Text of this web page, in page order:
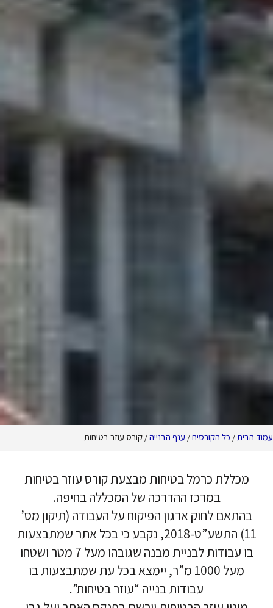
/ענף הבנייה/ קורס עוזר בטיחות
בטיחות מבצעת קורס עוזר בטיחות
ההדרכה של המכללה בחיפה.
ארגון הפיקוח על העבודה (תיקון מס’
11) התשע”ט-2018, נקבע כי בכל אתר שמתבצעות
בו עבודות לבניית מבנה שגובהו מעל 7 מטר ושטחו
מעל 1000 מ”ר, יימצא בכל עת שמתבצעות בו
עבודות בנייה “עוזר בטיחות”.